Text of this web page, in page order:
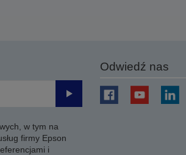
Prześlij
w tym na
firmy Epson
i
Odwiedź nas